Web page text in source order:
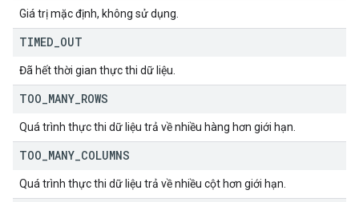
Giá trị mặc định, không sử dụng.
TIMED OUT
Đã hết thời gian thực thi dữ liệu.
TOO MANY ROWS
Quá trình thực thi dữ liệu trả về nhiều hàng hơn giới hạn.
TOO MANY COLUMNS
Quá trình thực thi dữ liệu trả về nhiều cột hơn giới hạn.